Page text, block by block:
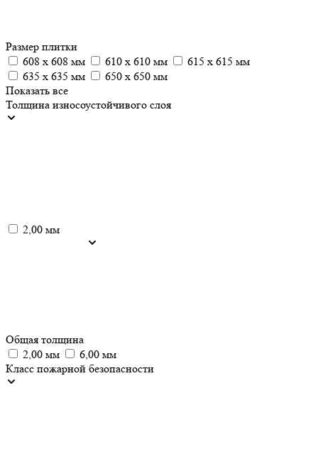
Размер плитки
608 х 608 мм
610 х 610 мм
615 х 615 мм
635 x 635 мм
650 х 650 мм
Показать все
Толщина износоустойчивого слоя
2,00 мм
Общая толщина
2,00 мм
6,00 мм
Класс пожарной безопасности